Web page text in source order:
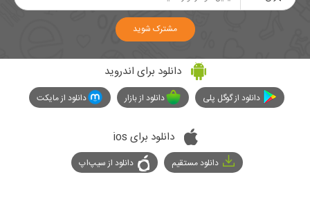
مشترک شوید
دانلود برای اندروید
دانلود از گوگل پلی دانلود از بازار دانلود از مایکت
دانلود برای ios
دانلود مستقیم دانلود از سیپ‌اپ